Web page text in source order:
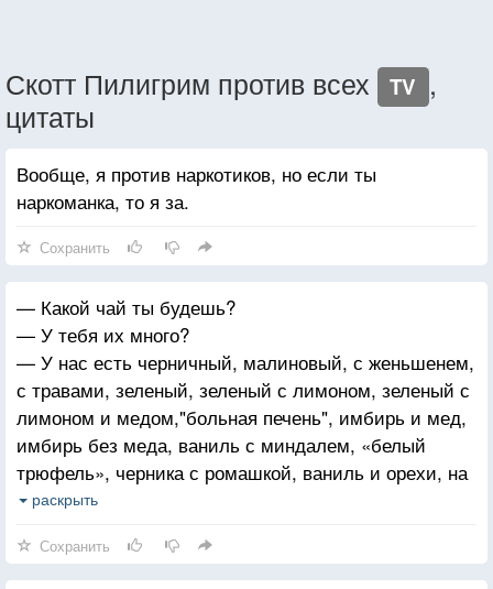
Скотт Пилигрим против всех TV ,
цитаты
Вообще, я против наркотиков, но если ты
наркоманка, то я за.
Сохранить
— Какой чай ты будешь?
— У тебя их много?
— У нас есть черничный, малиновый, с женьшенем,
с травами, зеленый, зеленый с лимоном, зеленый с
лимоном и медом,"больная печень", имбирь и мед,
имбирь без меда, ваниль с миндалем, «белый
трюфель», черника с ромашкой, ваниль и орехи, на
сон грядущий и Эрл Грей.
раскрыть
Сохранить